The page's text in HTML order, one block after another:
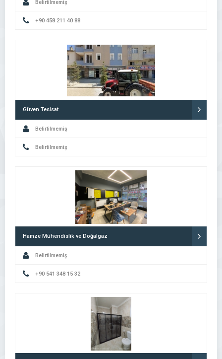
Belirtilmemiş
+90 458 211 40 88
Güven Tesisat
Belirtilmemiş
Belirtilmemiş
Hamze Mühendislik ve Doğalgaz
Belirtilmemiş
+90 541 348 15 32